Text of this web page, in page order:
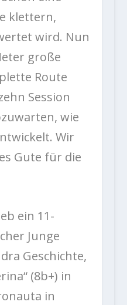
klettern,
wird. Nun
große
Route
Session
wie
Wir
Gute für die
ein 11-
Junge
Geschichte,
(8b+) in
in